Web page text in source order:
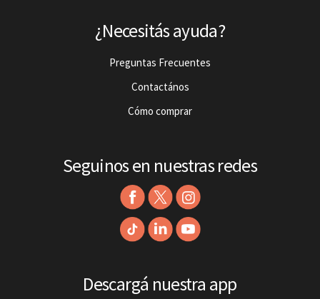
¿Necesitás ayuda?
Preguntas Frecuentes
Contactános
Cómo comprar
Seguinos en nuestras redes
Descargá nuestra app